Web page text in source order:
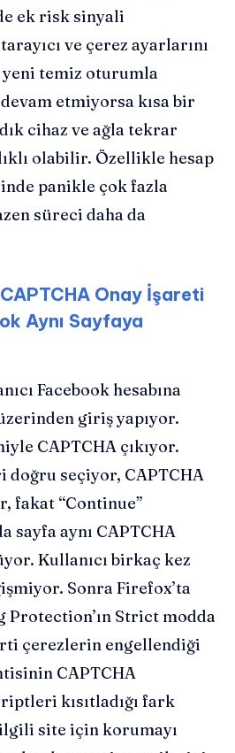
ek risk sinyali
ve çerez ayarlarını
temiz oturumla
etmiyorsa kısa bir
cihaz ve ağla tekrar
olabilir. Özellikle hesap
panikle çok fazla
süreci daha da
Onay İşareti
Aynı Sayfaya
Facebook hesabına
giriş yapıyor.
CAPTCHA çıkıyor.
doğru seçiyor, CAPTCHA
fakat “Continue”
sayfa aynı CAPTCHA
Kullanıcı birkaç kez
Sonra Firefox’ta
Protection’ın Strict modda
çerezlerin engellendiği
CAPTCHA
kısıtladığı fark
site için korumayı